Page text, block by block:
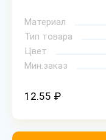
Материал
Тип товара
Цвет
Мин.заказ
12.55 ₽